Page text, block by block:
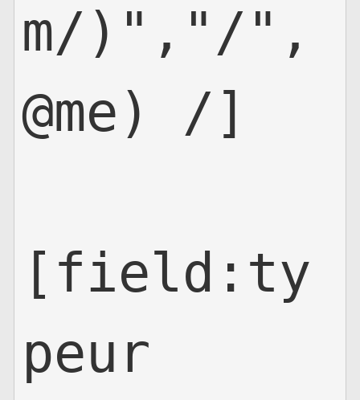
m/)","/",
@me) /]
[field:ty
peur